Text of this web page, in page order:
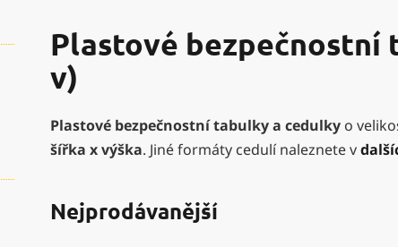
Plastové bezpečnostní
v)
Plastové bezpečnostní tabulky a cedulky o
šířka x výška. Jiné formáty cedulí naleznete v
Nejprodávanější